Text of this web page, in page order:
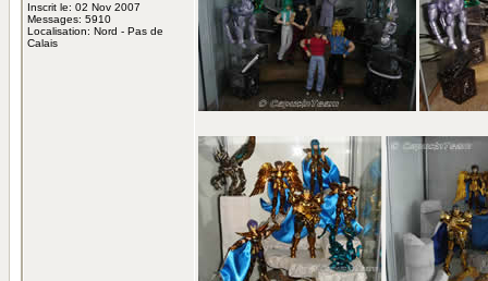
Inscrit le: 02 Nov 2007
Messages: 5910
Localisation: Nord - Pas de
Calais